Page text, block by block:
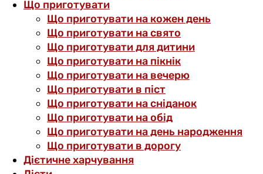
Що приготувати
Що приготувати на кожен день
Що приготувати на свято
Що приготувати для дитини
Що приготувати на пікнік
Що приготувати на вечерю
Що приготувати в піст
Що приготувати на сніданок
Що приготувати на обід
Що приготувати на день народження
Що приготувати в дорогу
Дієтичне харчування